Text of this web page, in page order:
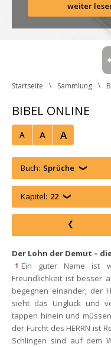
Gottesdienst: http://
Instagram: http://
Facebook:
https://
Photo by iabzd on
weiter
Startseite Sammlung
BIBEL ONLINE
A A A
Buch: Sprüche
Kapitel: 22
Der Lohn der Demut –
1 Ein guter Name ist
Freundlichkeit ist besser
begegnen einander; der
ieht das Unglück und
tappen hinein und
der Furcht des HERRN ist
Schlingen sind auf dem